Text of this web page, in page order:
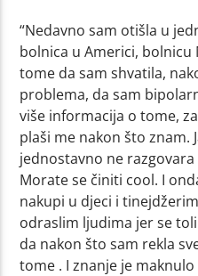
“Nedavno sam otišla u
bolnica u Americi, bolnicu
tome da sam shvatila,
problema, da sam
više informacija o tome,
plaši me nakon što znam.
jednostavno ne
Morate se činiti cool. I
nakupi u djeci i
odraslim ljudima jer se
da nakon što sam rekla
tome . I znanje je maknulo